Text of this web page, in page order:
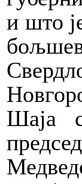
и што
Шаја